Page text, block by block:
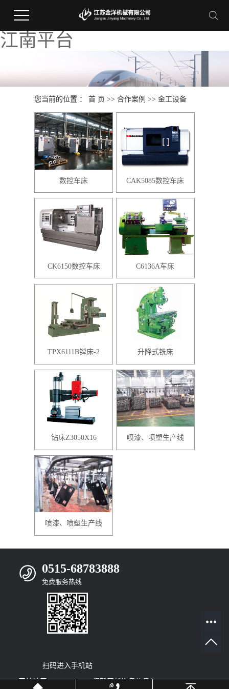
江南平台
您当前的位置 ：首 页 >>合作案例 >>金工设备
数控车床 CAK5085数控车床
CK6150数控车床 C6136A车床
TPX6111B镗床-2 升降式铣床
钻床Z3050X16 喷漆、喷塑生产线
喷漆、喷塑生产线
0515-68783888
免费服务热线
扫码进入手机站
网站地图|RSS|XML|您暂无新询盘信息！© 2022